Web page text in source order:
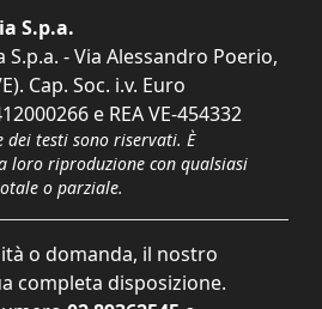
S.p.a.
- Via Alessandro Poerio,
Cap. Soc. i.v. Euro
e REA VE-454332
testi sono riservati. È
loro riproduzione con qualsiasi
o parziale.
o domanda, il nostro
completa disposizione.